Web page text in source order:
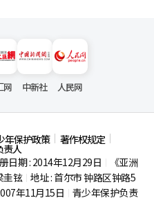
网 中新社 人民网
年保护政策 著作权规定
责人
日期 : 2014年12月29日
《亚洲
圭铉 地址 : 首尔市钟路区钟路5
年11月15日 青少年保护负责